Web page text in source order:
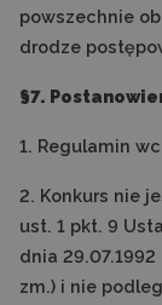
powszechnie
drodze
§7.
1. Regulamin
2. Konkurs nie
ust. 1 pkt. 9
dnia 29.07.1992
zm.) i nie